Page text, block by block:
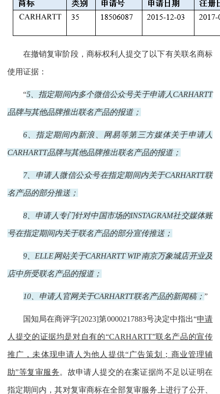
在撤销复审阶段，商标权利人提交了以下有关联名商标
使用证据：
“5、指定期间内多个微信公众号关于申请人CARHARTT
品牌与其他品牌推出联名产品的报道；
6、指定期间内新浪、网易等第三方媒体关于申请人
CARHARTT品牌与其他品牌推出联名产品的报道；
7、申请人微信公众号在指定期间内关于CARHARTT联
名产品的部分推送；
8、申请人专门针对中国市场的INSTAGRAM社交媒体账
号在指定期间内关于联名产品的部分宣传推送；
9、ELLE网站关于CARHARTT WIP南京万象城店开业及
店中所受联名产品的报道；
10、申请人官网关于CARHARTT联名产品的新闻稿； ”
国知局在商评字[2023]第0000217883号决定中指出“申请
人提交的证据均是对自有的“CARHARTT”联名产品的宣传
推广，未体现申请人为他人提供“广告策划；商业管理辅
助”等复审服务。故申请人提交的在案证据尚不足以证明在
指定期间内，其对复审商标在全部复审服务上进行了公开、